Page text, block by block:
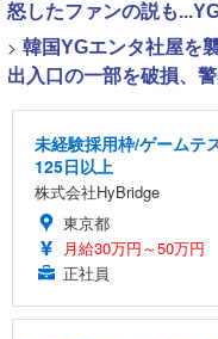
怒したファンの説も
> 韓国YGエンタ社屋を
出入口の一部を破損、
未経験採用枠/ゲームテ
125日以上
株式会社HyBridge
東京都
月給30万円～50万円
正社員